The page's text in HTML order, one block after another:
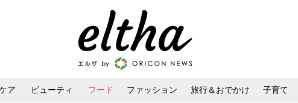
ア ビューティ フード ファッション 旅行＆おでかけ 子育て